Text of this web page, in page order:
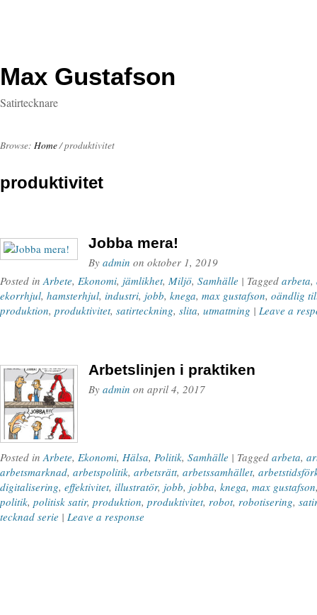
Max Gustafson
Satirtecknare
Browse: Home/produktivitet
produktivitet
Jobba mera!
By admin on oktober 1, 2019
Posted inArbete, Ekonomi, jämlikhet, Miljö, Samhälle | Tagged arbeta,
ekorrhjul, hamsterhjul, industri, jobb, knega, max gustafson, oändlig
produktion, produktivitet, satirteckning, slita, utmattning | Leave a
Arbetslinjen i praktiken
By admin on april 4, 2017
Posted inArbete, Ekonomi, Hälsa, Politik, Samhälle | Tagged arbeta,
arbetsmarknad, arbetspolitik, arbetsrätt, arbetssamhället,
digitalisering, effektivitet, illustratör, jobb, jobba, knega, max gustafson
politik, politisk satir, produktion, produktivitet, robot, robotisering, satir
tecknad serie | Leave a response